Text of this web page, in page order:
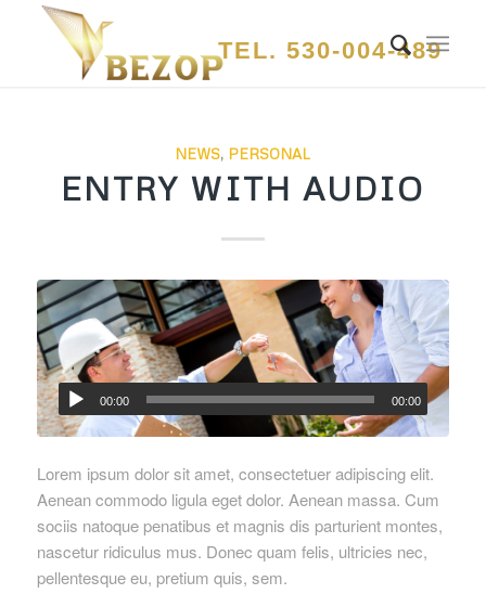
NEWS, PERSONAL
ENTRY WITH AUDIO
00:00 00:00
Lorem ipsum dolor sit amet, consectetuer adipiscing elit.
Aenean commodo ligula eget dolor. Aenean massa. Cum
sociis natoque penatibus et magnis dis parturient montes,
nascetur ridiculus mus. Donec quam felis, ultricies nec,
pellentesque eu, pretium quis, sem.